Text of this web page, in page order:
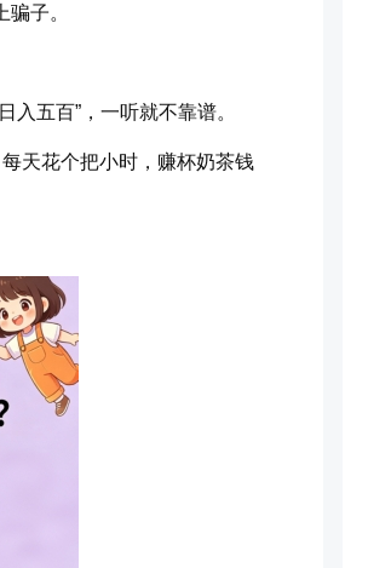
子。
五百”，一听就不靠谱。
天花个把小时，赚杯奶茶钱